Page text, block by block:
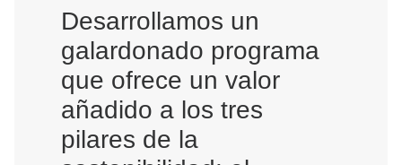
Desarrollamos un
galardonado programa
que ofrece un valor
añadido a los tres
pilares de la